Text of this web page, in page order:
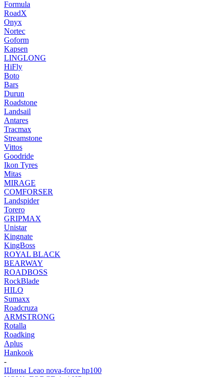
Formula
RoadX
Onyx
Nortec
Goform
Kapsen
LINGLONG
HiFly
Boto
Bars
Durun
Roadstone
Landsail
Antares
Tracmax
Streamstone
Vittos
Goodride
Ikon Tyres
Mitas
MIRAGE
COMFORSER
Landspider
Torero
GRIPMAX
Unistar
Kingnate
KingBoss
ROYAL BLACK
BEARWAY
ROADBOSS
RockBlade
HILO
Sumaxx
Roadcruza
ARMSTRONG
Rotalla
Roadking
Aplus
Hankook
-
Шины Leao nova-force hp100